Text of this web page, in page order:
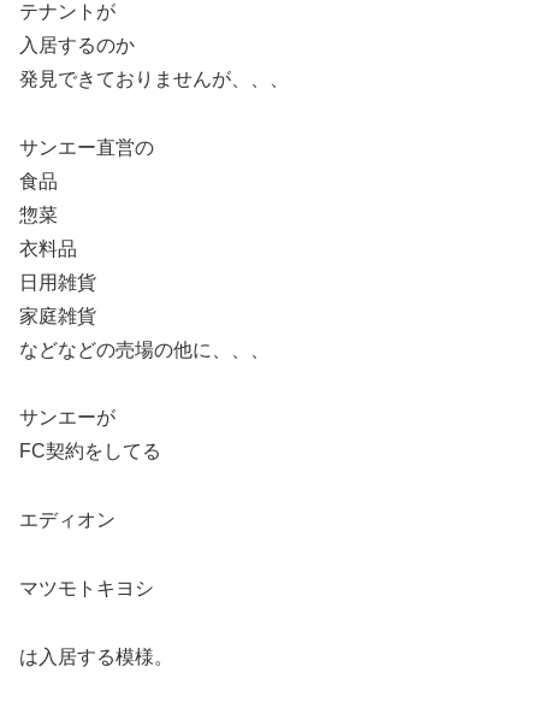
テナントが
入居するのか
発見できておりませんが、、、
サンエー直営の
食品
惣菜
衣料品
日用雑貨
家庭雑貨
などなどの売場の他に、、、
サンエーが
FC契約をしてる
エディオン
マツモトキヨシ
は入居する模様。